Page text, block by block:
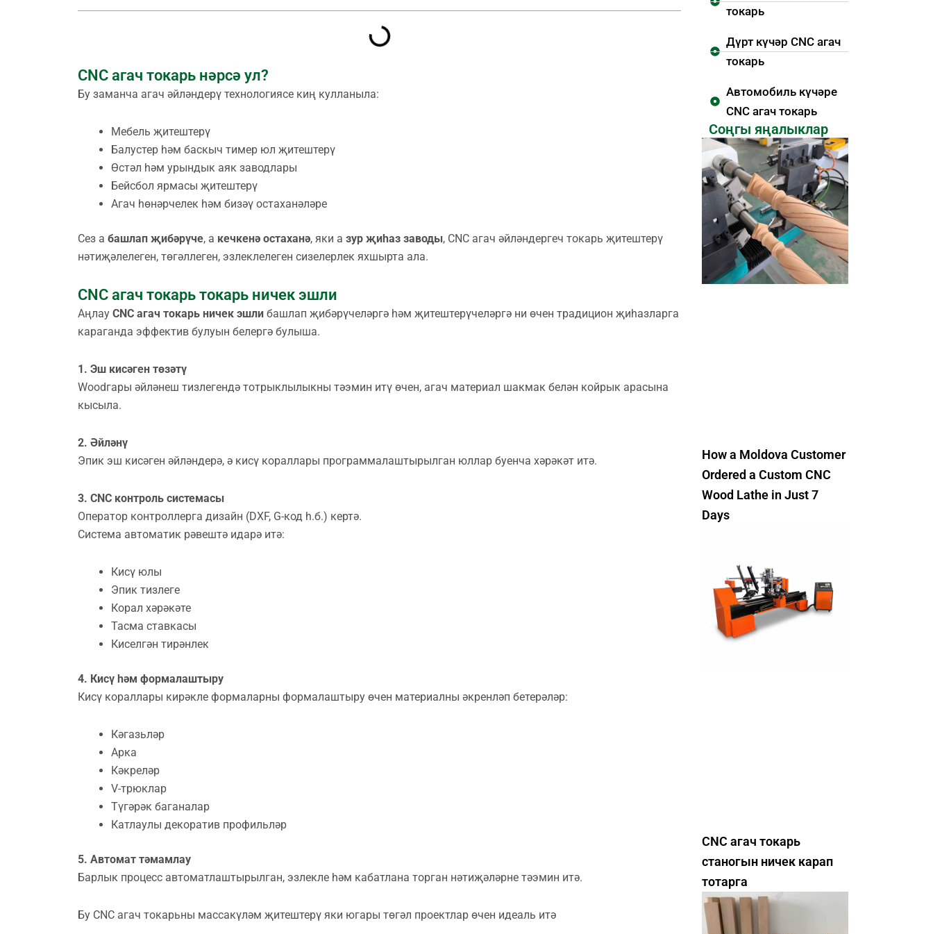
CNC агач токарь нәрсә ул?
Бу заманча агач әйләндерү технологиясе киң кулланыла:
Мебель җитештерү
Балустер һәм баскыч тимер юл җитештерү
Өстәл һәм урындык аяк заводлары
Бейсбол ярмасы җитештерү
Агач һөнәрчелек һәм бизәү остаханәләре
Сез а башлап җибәрүче, а кечкенә остаханә, яки а зур җиһаз заводы, CNC агач әйләндергеч токарь җитештерү
нәтиҗәлелеген, төгәллеген, эзлеклелеген сизелерлек яхшырта ала.
CNC агач токарь токарь ничек эшли
Аңлау CNC агач токарь ничек эшли башлап җибәрүчеләргә һәм җитештерүчеләргә ни өчен традицион җиһазларга
караганда эффектив булуын белергә булыша.
1. Эш кисәген төзәтү
Woodгары әйләнеш тизлегендә тотрыклылыкны тәэмин итү өчен, агач материал шакмак белән койрык арасына
кысыла.
2. Әйләнү
Эпик эш кисәген әйләндерә, ә кисү кораллары программалаштырылган юллар буенча хәрәкәт итә.
3. CNC контроль системасы
Оператор контроллерга дизайн (DXF, G-код һ.б.) кертә.
Система автоматик рәвештә идарә итә:
Кисү юлы
Эпик тизлеге
Корал хәрәкәте
Тасма ставкасы
Киселгән тирәнлек
4. Кисү һәм формалаштыру
Кисү кораллары кирәкле формаларны формалаштыру өчен материалны әкренләп бетерәләр:
Кәгазьләр
Арка
Кәкреләр
V-трюклар
Түгәрәк баганалар
Катлаулы декоратив профильләр
5. Автомат тәмамлау
Барлык процесс автоматлаштырылган, эзлекле һәм кабатлана торган нәтиҗәләрне тәэмин итә.
Бу CNC агач токарьны массакүләм җитештерү яки югары төгәл проектлар өчен идеаль итә
токарь
Дүрт күчәр CNC агач
токарь
Автомобиль күчәре
CNC агач токарь
Соңгы яңалыклар
How a Moldova Customer
Ordered a Custom CNC
Wood Lathe in Just 7
Days
CNC агач токарь
станогын ничек карап
тотарга